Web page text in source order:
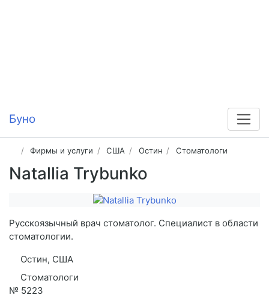
Буно
Фирмы и услуги США Остин Стоматологи
Natallia Trybunko
Русскоязычный врач стоматолог. Специалист в области
стоматологии.
Остин, США
Стоматологи
№ 5223